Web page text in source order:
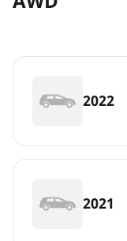
2022
2021